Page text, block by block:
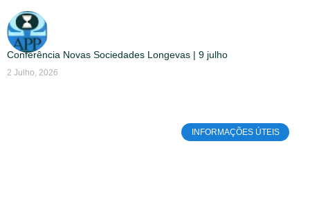
Conferência Novas Sociedades Longevas | 9 julho
2 Julho, 2026
INFORMAÇÕES ÚTEIS